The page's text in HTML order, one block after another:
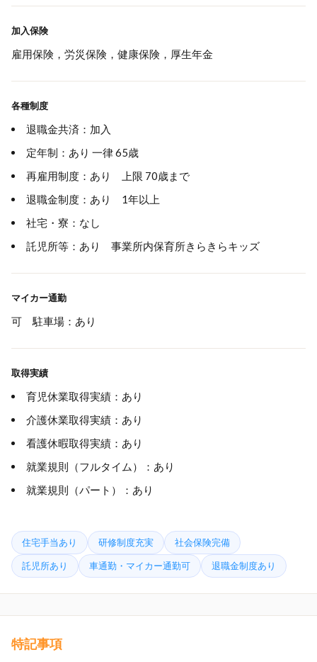
加入保険
雇用保険，労災保険，健康保険，厚生年金
各種制度
退職金共済：加入
定年制：あり 一律 65歳
再雇用制度：あり 上限 70歳まで
退職金制度：あり 1年以上
社宅・寮：なし
託児所等：あり 事業所内保育所きらきらキッズ
マイカー通勤
可 駐車場：あり
取得実績
育児休業取得実績：あり
介護休業取得実績：あり
看護休暇取得実績：あり
就業規則（フルタイム）：あり
就業規則（パート）：あり
住宅手当あり 研修制度充実 社会保険完備
託児所あり 車通勤・マイカー通勤可 退職金制度あり
特記事項